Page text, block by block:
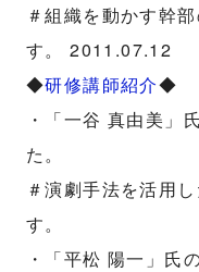
＃組織を動かす幹
す。 2011.07.12
◆研修講師紹介◆
・「一谷 真由美」
た。
＃演劇手法を活用
す。
・「平松 陽一」氏